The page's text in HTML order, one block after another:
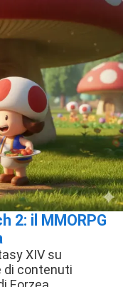
2: il MMORPG
XIV su
di contenuti